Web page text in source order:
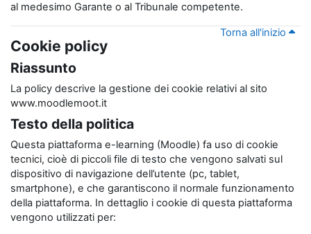
al medesimo Garante o al Tribunale competente.
Torna all'inizio
Cookie policy
Riassunto
La policy descrive la gestione dei cookie relativi al sito
www.moodlemoot.it
Testo della politica
Questa piattaforma e-learning (Moodle) fa uso di cookie
tecnici, cioè di piccoli file di testo che vengono salvati sul
dispositivo di navigazione dell’utente (pc, tablet,
smartphone), e che garantiscono il normale funzionamento
della piattaforma. In dettaglio i cookie di questa piattaforma
vengono utilizzati per: